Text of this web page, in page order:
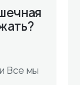
Все мы